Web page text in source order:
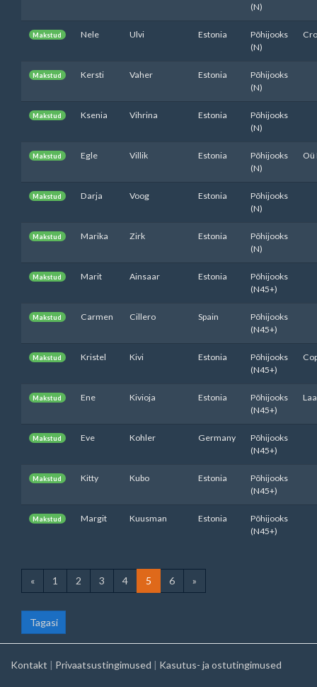
(N)
Makstud Nele Ulvi Estonia
Põhijooks
(N)
Makstud Kersti Vaher Estonia
Põhijooks
(N)
Makstud Ksenia Vihrina Estonia
Põhijooks
(N)
Makstud Egle Villik Estonia
Põhijooks
(N)
Oü
Makstud Darja Voog Estonia
Põhijooks
(N)
Makstud Marika Zirk Estonia
Põhijooks
(N)
Makstud Marit Ainsaar Estonia
Põhijooks
(N45+)
Makstud Carmen Cillero Spain
Põhijooks
(N45+)
Makstud Kristel Kivi Estonia
Põhijooks
(N45+)
Makstud Ene Kivioja Estonia
Põhijooks
(N45+)
Makstud Eve Kohler Germany
Põhijooks
(N45+)
Makstud Kitty Kubo Estonia
Põhijooks
(N45+)
Makstud Margit Kuusman Estonia
Põhijooks
(N45+)
« 1 2 3 4 5 6 »
Tagasi
Kontakt | Privaatsustingimused | Kasutus- ja ostutingimused